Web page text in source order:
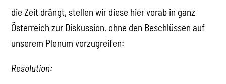
die Zeit drängt, stellen wir diese hier vorab in ganz
Österreich zur Diskussion, ohne den Beschlüssen auf
unserem Plenum vorzugreifen:
Resolution: